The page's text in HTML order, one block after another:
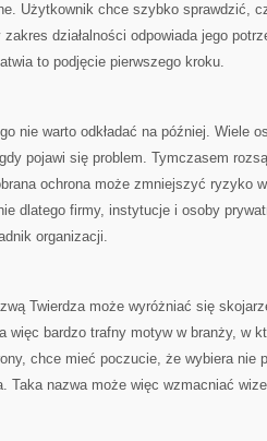
Użytkownik chce szybko sprawdzić,
działalności odpowiada jego
to podjęcie pierwszego kroku.
nie warto odkładać na później. Wiele
pojawi się problem. Tymczasem
ochrona może zmniejszyć ryzyko
dlatego firmy, instytucje i osoby
organizacji.
Twierdza może wyróżniać się
więc bardzo trafny motyw w branży, w
chce mieć poczucie, że wybiera nie
Taka nazwa może więc wzmacniać